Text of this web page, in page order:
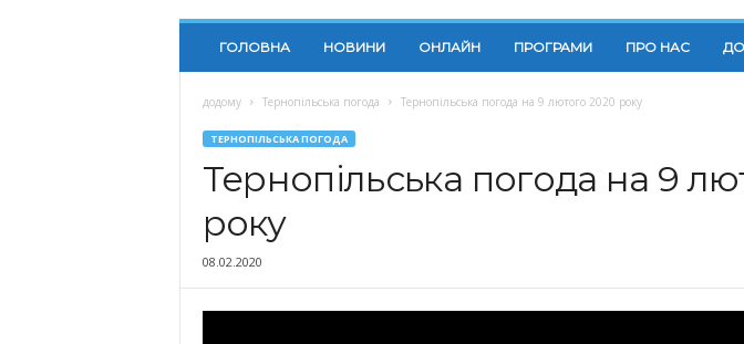
ГОЛОВНА НОВИНИ ОНЛАЙН ПРОГРАМИ ПРО НАС
додому Тернопільська погода Тернопільська погода на 9 лютого 2020 року
ТЕРНОПІЛЬСЬКА ПОГОДА
Тернопільська погода на 9
року
08.02.2020